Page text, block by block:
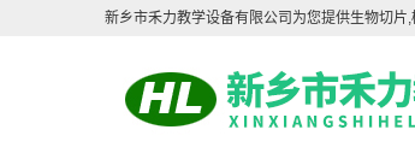
新乡市禾力教学设备有限公司为您提供生物切片